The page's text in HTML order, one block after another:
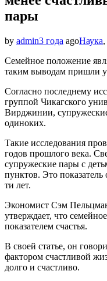
пары
by admin3 года agoНаука,
Семейное положение
таким выводам пришли
Согласно последнему
группой Чикагского
Вирджинии,
одиноких.
Такие исследования
годов прошлого века.
супружеские пары с
пунктов. Это
ти лет.
Экономист Сэм
утверждает, что
показателем счастья.
В своей статье, он
фактором счастливой
долго и счастливо.